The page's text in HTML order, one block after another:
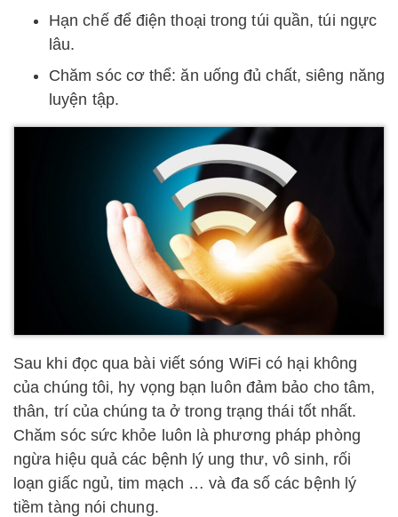
Hạn chế để điện thoại trong túi quần, túi ngực
lâu.
Chăm sóc cơ thể: ăn uống đủ chất, siêng năng
luyện tập.
Sau khi đọc qua bài viết sóng WiFi có hại không
của chúng tôi, hy vọng bạn luôn đảm bảo cho tâm,
thân, trí của chúng ta ở trong trạng thái tốt nhất.
Chăm sóc sức khỏe luôn là phương pháp phòng
ngừa hiệu quả các bệnh lý ung thư, vô sinh, rối
loạn giấc ngủ, tim mạch … và đa số các bệnh lý
tiềm tàng nói chung.